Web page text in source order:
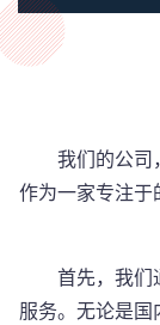
我们的公司
作为一家专注于
首先，我们
服务。无论是